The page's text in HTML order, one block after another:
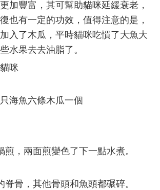
加豐富，其可幫助貓咪延緩衰老，
也有一定的功效，值得注意的是，
入了木瓜，平時貓咪吃慣了大魚大
水果去去油脂了。
咪
海魚六條木瓜一個
煎，兩面煎變色了下一點水煮。
脊骨，其他骨頭和魚頭都碾碎。